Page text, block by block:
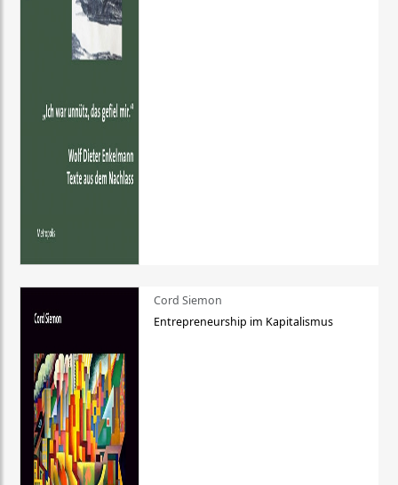
Cord Siemon
Entrepreneurship im Kapitalismus